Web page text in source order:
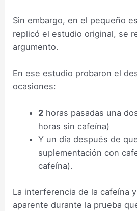
Sin embargo, en el pequeño
replicó el estudio original, se
argumento.
En ese estudio probaron el
ocasiones:
2horas pasadas una
horas sin cafeína)
Y un día después de
suplementación con
cafeína).
La interferencia de la cafeína
aparente durante la prueba